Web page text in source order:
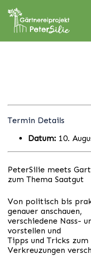
to
content
Termin Details
Datum: 10.
PeterSilie meets
zum Thema Saatgut
Von politisch bis
genauer anschauen,
verschiedene Nass-
vorstellen und
Tipps und Tricks
Verkreuzungen